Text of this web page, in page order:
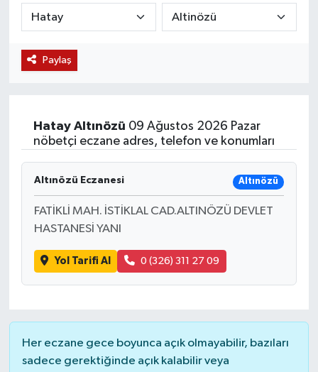
Paylaş
Hatay Altınözü 09 Ağustos 2026 Pazar
nöbetçi eczane adres, telefon ve konumları
Altınözü Eczanesi Altınözü
FATİKLİ MAH. İSTİKLAL CAD.ALTINÖZÜ DEVLET
HASTANESİ YANI
Yol Tarifi Al 0 (326) 311 27 09
Her eczane gece boyunca açık olmayabilir, bazıları
sadece gerektiğinde açık kalabilir veya
KÜLTÜR SANAT
YAŞAM
SARIGÖL
SARUHANLI
KIRKAĞAÇ
GÖLMARMARA
KÖPRÜBAŞI
KULA
SARIGÖL
ŞEHZADELER
YUNUSEMRE
EKONOMİ
EĞİTİM
SPOR
LIFE
MANİSA'YI KEŞFET